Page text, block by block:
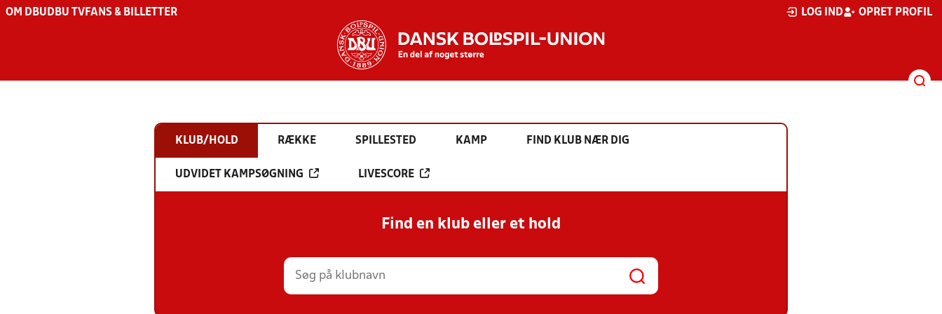
OM DBU DBU TV FANS & BILLETTER LOG IND OPRET PROFIL
KLUB/HOLD RÆKKE SPILLESTED KAMP FIND KLUB NÆR DIG
UDVIDET KAMPSØGNING LIVESCORE
Find en klub eller et hold